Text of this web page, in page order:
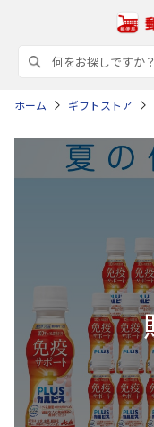
ホーム ギフトストア